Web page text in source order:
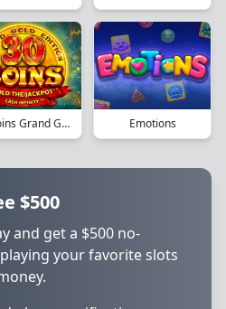
30 Coins Grand Gold Edition Emotions
$500
and get a $500 no-
your favorite slots